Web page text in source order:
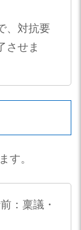
、対抗要
させま
す。
：稟議・